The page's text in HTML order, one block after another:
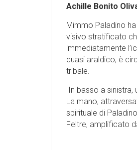
Achille Bonito
Mimmo Paladino
visivo stratificato
immediatamente
quasi araldico, è
tribale.
In basso a
La mano,
spirituale di
Feltre, amplificato